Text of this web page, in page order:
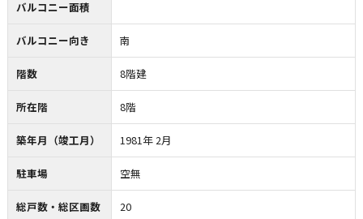
バルコニー面積
バルコニー向き 南
階数 8階建
所在階 8階
築年月（竣工月） 1981年 2月
駐車場 空無
総戸数・総区画数 20